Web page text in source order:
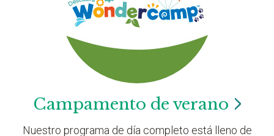
Campamento deverano
Nuestro programa de día completo está lleno de